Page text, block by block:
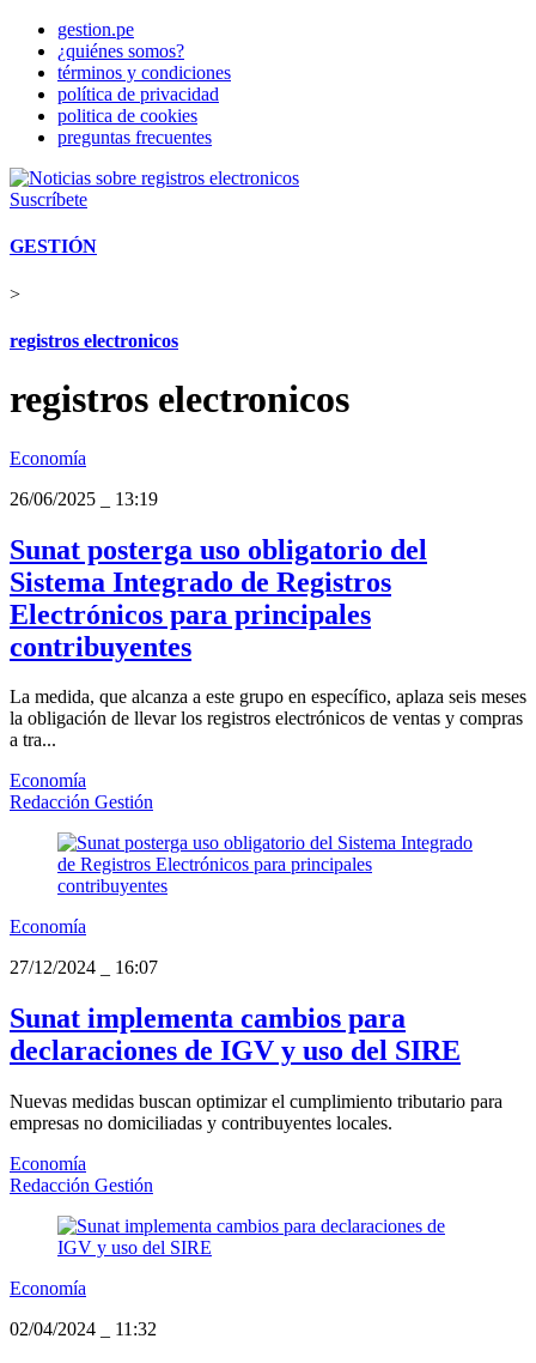
gestion.pe
¿quiénes somos?
términos y condiciones
política de privacidad
politica de cookies
preguntas frecuentes
Suscríbete
GESTIÓN
>
registros electronicos
registros electronicos
Economía
26/06/2025
13:19
Sunat posterga uso obligatorio del
Sistema Integrado de Registros
Electrónicos para principales
contribuyentes
La medida, que alcanza a este grupo en específico, aplaza seis meses
la obligación de llevar los registros electrónicos de ventas y compras
a tra...
Economía
Redacción Gestión
Economía
27/12/2024
16:07
Sunat implementa cambios para
declaraciones de IGV y uso del SIRE
Nuevas medidas buscan optimizar el cumplimiento tributario para
empresas no domiciliadas y contribuyentes locales.
Economía
Redacción Gestión
Economía
02/04/2024
11:32